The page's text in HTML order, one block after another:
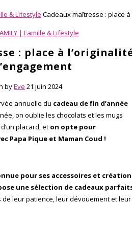
& Lifestyle Cadeaux maîtresse : place à
| Famille & Lifestyle
: place à
byEve 21 juin 2024
annuelle du cadeau de fin d’année
on oublie les chocolats et les mugs
placard, et on opte pour
Papa Pique et Maman Coud !
pour ses accessoires et
une sélection de cadeaux
leur patience, leur dévouement et leur